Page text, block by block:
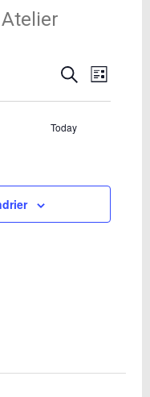
Atelier
Recherche
de
Recherche
vues
List
Today